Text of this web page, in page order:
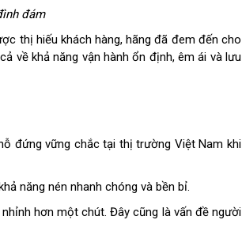
đám
thị hiếu khách hàng, hãng đã đem đến cho
về khả năng vận hành ổn định, êm ái và lưu
đứng vững chắc tại thị trường Việt Nam khi
năng nén nhanh chóng và bền bỉ.
hơn một chút. Đây cũng là vấn đề người